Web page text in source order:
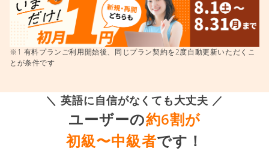
※1 有料プランご利用開始後、同じプラン契約を2度自動更新いただくこ
とが条件です
＼ 英語に自信がなくても大丈夫 ／
ユーザーの約6割が
初級〜中級者です！